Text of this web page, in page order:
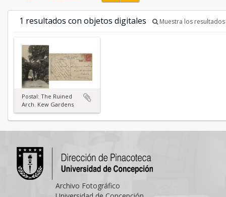
1 resultados con objetos digitales Muestra los
Postal: The Ruined
Arch. Kew Gardens
Archivo Fotográfico